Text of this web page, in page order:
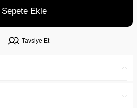
Sepete Ekle
Tavsiye Et